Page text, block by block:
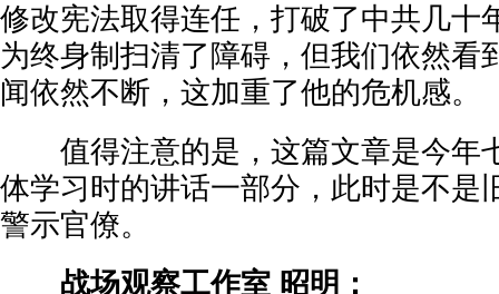
修改宪法取得连任，打破了中共几十
为终身制扫清了障碍，但我们依然看
闻依然不断，这加重了他的危机感。
值得注意的是，这篇文章是今年
体学习时的讲话一部分，此时是不是
警示官僚。
战场观察工作室 昭明：